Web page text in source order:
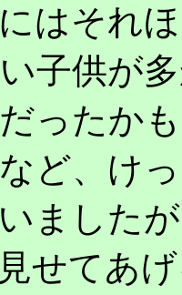
はそれ
子供が
ったか
ど、け
ました
せてあ